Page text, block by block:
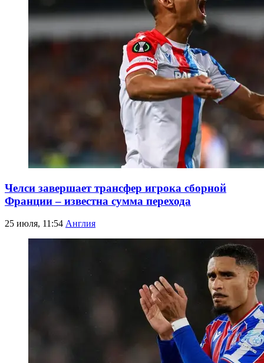
Челси завершает трансфер игрока сборной
Франции – известна сумма перехода
25 июля, 11:54 Англия